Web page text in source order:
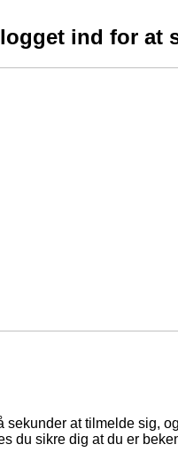
ind for at
at tilmelde sig,
du sikre dig at du er